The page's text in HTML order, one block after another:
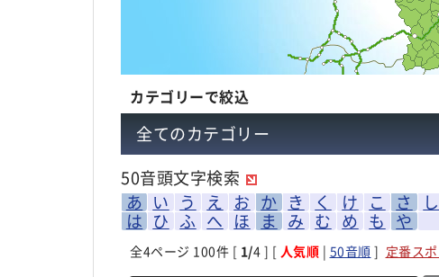
カテゴリーで絞込
全てのカテゴリー
50音頭文字検索
あ い う え お か き く け こ さ し
は ひ ふ へ ほ ま み む め も や
全4ページ 100件 [ 1/4 ] [ 人気順 | 50音順 ] 定番ス